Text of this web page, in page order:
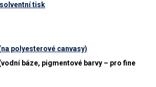
tisk
polyesterové canvasy)
báze, pigmentové barvy – pro fine